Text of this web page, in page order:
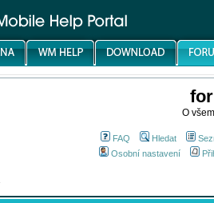
O
FAQ Hledat
Osobní nastavení